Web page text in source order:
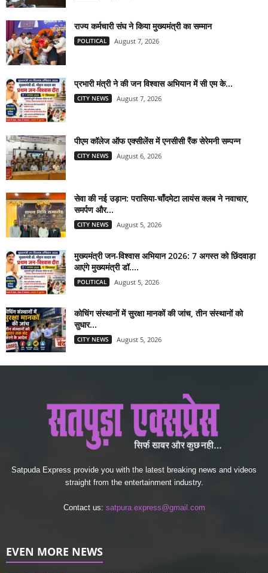
राज्य कर्मचारी संघ ने किया मुख्यमंत्री का सम्मान
POLITICAL August 7, 2026
प्रभारी मंत्री ने की जन विश्वास अभियान में सी एम के...
CITY NEWS August 7, 2026
पीएम कॉलेज ऑफ एक्सीलेंस में एनसीसी रैंक सेरेमनी सम्पन्न
CITY NEWS August 6, 2026
सेवा की नई उड़ान: परासिया-चाँदमेटा लायंस क्लब ने नवाचार,
समर्पण और...
CITY NEWS August 5, 2026
मुख्यमंत्री जन-विश्वास अभियान 2026: 7 अगस्त को छिंदवाड़ा
आएंगे मुख्यमंत्री डॉ....
POLITICAL August 5, 2026
कोचिंग संस्थानों में सुरक्षा मानकों की जांच, तीन संस्थानों को
सुधार...
CITY NEWS August 5, 2026
Satpuda Express provide you with the latest breaking news and videos
straight from the entertainment industry.
Contact us: satpura.express@gmail.com
EVEN MORE NEWS